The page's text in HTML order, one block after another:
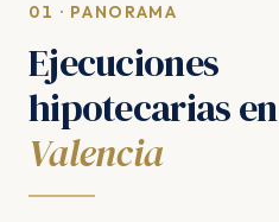
01 · PANORAMA
Ejecuciones
hipotecarias en
Valencia